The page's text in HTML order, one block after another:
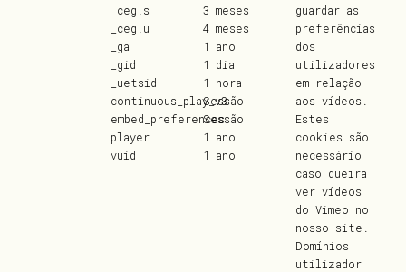
_ceg.s
_ceg.u
_ga
_gid
_uetsid
continuous_play_v3
embed_preferences
player
vuid
3 meses
4 meses
1 ano
1 dia
1 hora
Sessão
Sessão
1 ano
1 ano
guardar as
preferências
dos
utilizadores
em relação
aos vídeos.
Estes
cookies são
necessário
caso queira
ver vídeos
do Vimeo no
nosso site.
Domínios
utilizador